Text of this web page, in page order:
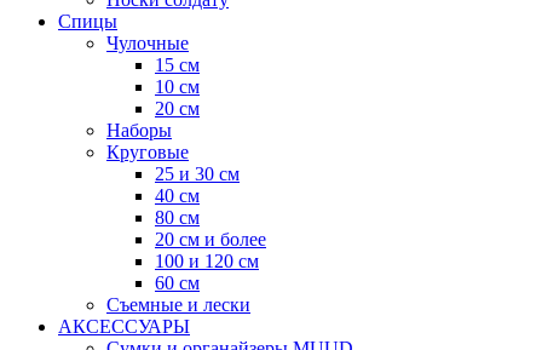
Спицы
Чулочные
15 см
10 см
20 см
Наборы
Круговые
25 и 30 см
40 см
80 см
20 см и более
100 и 120 см
60 см
Съемные и лески
АКСЕССУАРЫ